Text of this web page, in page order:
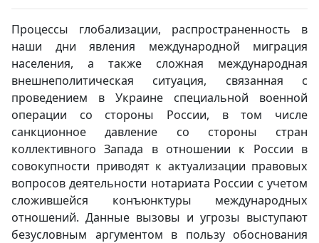
Процессы глобализации, распространенность в
наши дни явления международной миграция
населения, а также сложная международная
внешнеполитическая ситуация, связанная с
проведением в Украине специальной военной
операции со стороны России, в том числе
санкционное давление со стороны стран
коллективного Запада в отношении к России в
совокупности приводят к актуализации правовых
вопросов деятельности нотариата России с учетом
сложившейся конъюнктуры международных
отношений. Данные вызовы и угрозы выступают
безусловным аргументом в пользу обоснования